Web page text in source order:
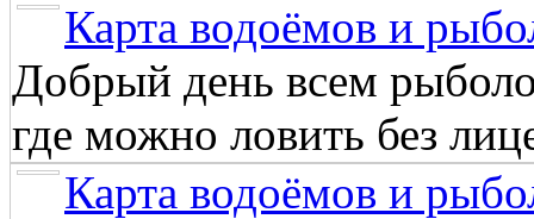
Карта водоёмов и
Добрый день всем
где можно ловить без
Карта водоёмов и